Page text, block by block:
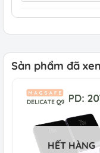
Sản phẩm đã
HẾT HÀNG